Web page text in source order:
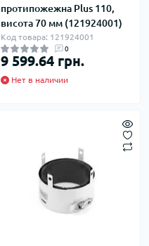
протипожежна Plus 110,
висота 70 мм (121924001)
Код товара: 121924001
0
9 599.64 грн.
Нет в наличии